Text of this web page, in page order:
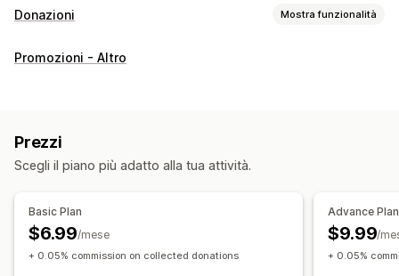
Donazioni Mostra funzionalità
Tipo di ente di beneficenza
Gestione delle donazioni
Importo di arrotondamento
Obiettivi delle donazioni
Ricevute fiscali
Condivisione sui social
Monitoraggio dell’impatto Analisi Dashboard Report
Promozioni - Altro
Prezzi
Scegli il piano più adatto alla tua attività.
Basic Plan
$6.99/mese
+ 0.05% commission on collected donations
Advance Plan
$9.99/
+ 0.05%